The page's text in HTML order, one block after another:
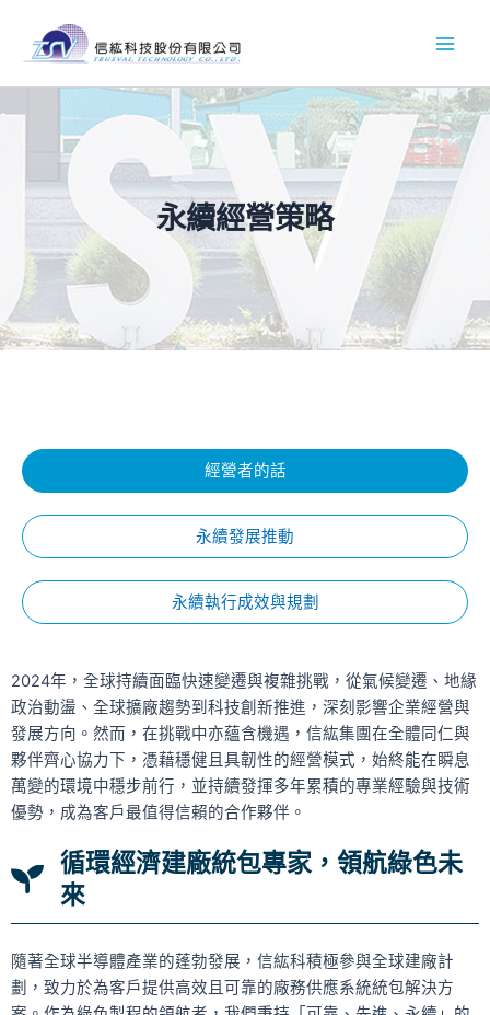
要
內
永續經營策略
經營者的話
永續發展推動
永續執行成效與規劃
2024年，全球持續面臨快速變遷與複雜挑戰，從氣候變遷、地緣
政治動盪、全球擴廠趨勢到科技創新推進，深刻影響企業經營與
發展方向。然而，在挑戰中亦蘊含機遇，信紘集團在全體同仁與
夥伴齊心協力下，憑藉穩健且具韌性的經營模式，始終能在瞬息
萬變的環境中穩步前行，並持續發揮多年累積的專業經驗與技術
優勢，成為客戶最值得信賴的合作夥伴。
循環經濟建廠統包專家，領航綠色未
來
隨著全球半導體產業的蓬勃發展，信紘科積極參與全球建廠計
劃，致力於為客戶提供高效且可靠的廠務供應系統統包解決方